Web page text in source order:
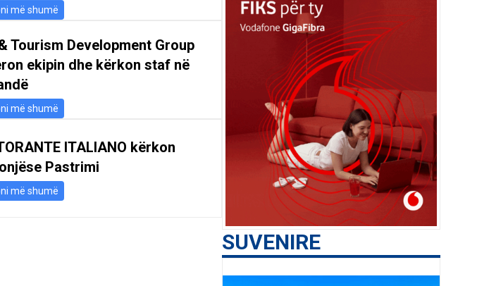
më shumë
Tourism Development Group
ekipin dhe kërkon staf në
më shumë
ITALIANO kërkon
Pastrimi
më shumë
SUVENIRE